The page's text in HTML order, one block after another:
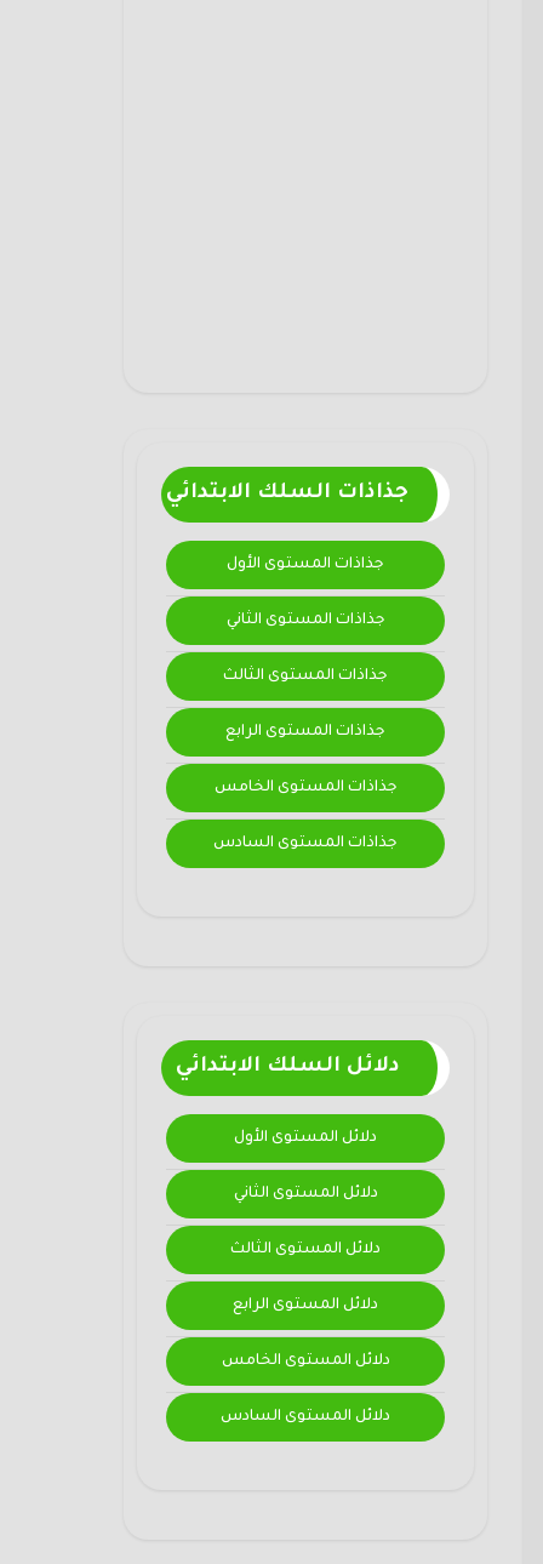
جذاذات السلك الابتدائي
جذاذات المستوى الأول
جذاذات المستوى الثاني
جذاذات المستوى الثالث
جذاذات المستوى الرابع
جذاذات المستوى الخامس
جذاذات المستوى السادس
دلائل السلك الابتدائي
دلائل المستوى الأول
دلائل المستوى الثاني
دلائل المستوى الثالث
دلائل المستوى الرابع
دلائل المستوى الخامس
دلائل المستوى السادس